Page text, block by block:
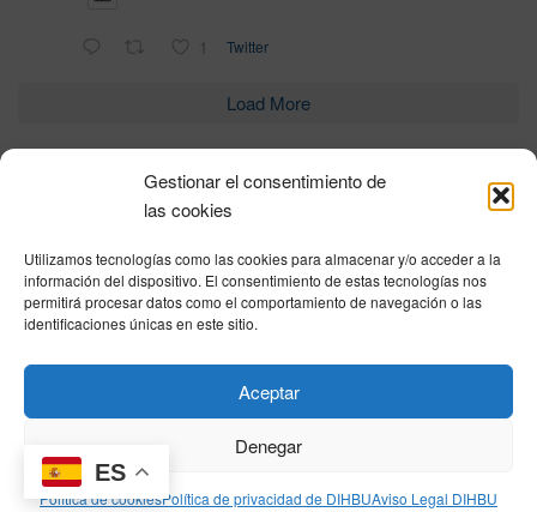
Gestionar el consentimiento de
las cookies
Utilizamos tecnologías como las cookies para almacenar y/o acceder a la
información del dispositivo. El consentimiento de estas tecnologías nos
permitirá procesar datos como el comportamiento de navegación o las
identificaciones únicas en este sitio.
Aceptar
Denegar
Política de cookiesPolítica de privacidad de DIHBUAviso Legal DIHBU
1 Twitter
Load More
HOME
Privacy Policy|Legal Notice |Cookies Policy|DNSH|Home
© DIHBU 2026
ES